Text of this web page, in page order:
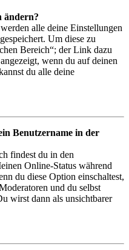
ändern?
alle deine Einstellungen
Um diese zu
Bereich“; der Link dazu
wenn du auf deinen
du alle deine
Benutzername in der
findest du in den
Online-Status während
du diese Option einschaltest,
und du selbst
wirst dann als unsichtbarer